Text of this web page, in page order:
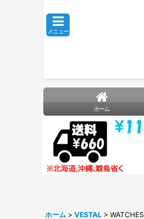
メニュー
ホーム
ホーム > VESTAL >